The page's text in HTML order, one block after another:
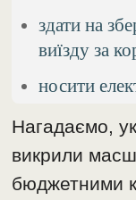
здати на
виїзду за
носити
Нагадаємо,
викрили
бюджетними